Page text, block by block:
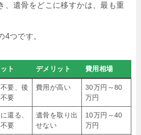
、遺骨をどこに移すかは、最も重
4つです。
ト デメリット 費用相場
要、後
要
費用が高い
30万円～80
万円
還る、
要
遺骨を取り出
せない
10万円～40
万円